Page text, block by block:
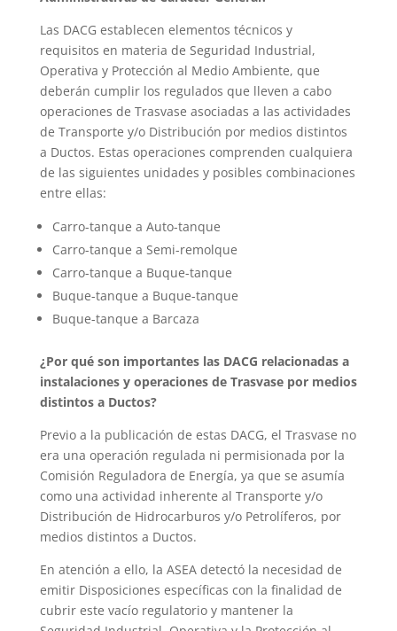
Las DACG establecen elementos técnicos y
requisitos en materia de Seguridad Industrial,
Operativa y Protección al Medio Ambiente, que
deberán cumplir los regulados que lleven a cabo
operaciones de Trasvase asociadas a las actividades
de Transporte y/o Distribución por medios distintos
a Ductos. Estas operaciones comprenden cualquiera
de las siguientes unidades y posibles combinaciones
entre ellas:
Carro-tanque a Auto-tanque
Carro-tanque a Semi-remolque
Carro-tanque a Buque-tanque
Buque-tanque a Buque-tanque
Buque-tanque a Barcaza
¿Por qué son importantes las DACG relacionadas a
instalaciones y operaciones de Trasvase por medios
distintos a Ductos?
Previo a la publicación de estas DACG, el Trasvase no
era una operación regulada ni permisionada por la
Comisión Reguladora de Energía, ya que se asumía
como una actividad inherente al Transporte y/o
Distribución de Hidrocarburos y/o Petrolíferos, por
medios distintos a Ductos.
En atención a ello, la ASEA detectó la necesidad de
emitir Disposiciones específicas con la finalidad de
cubrir este vacío regulatorio y mantener la